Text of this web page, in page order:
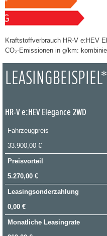
Kraftstoffverbrauch HR-V e:HEV
CO₂-Emissionen in g/km:
LEASINGBEISPIEL*
HR-V e:HEV Elegance 2WD
Fahrzeugpreis
33.900,00 €
Preisvorteil
5.270,00 €
Leasingsonderzahlung
0,00 €
Monatliche Leasingrate